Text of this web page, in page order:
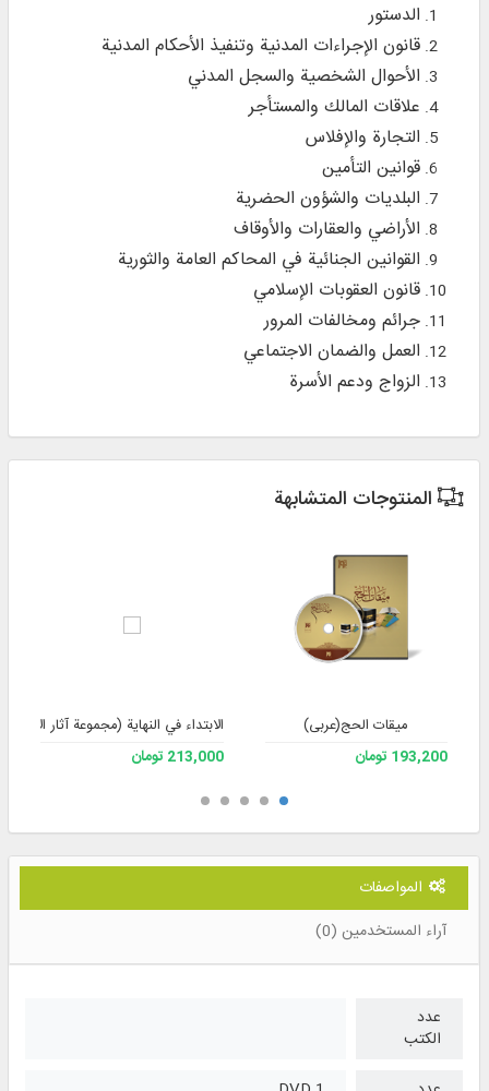
الدستور
قانون الإجراءات المدنية وتنفيذ الأحكام المدنية
الأحوال الشخصية والسجل المدني
علاقات المالك والمستأجر
التجارة والإفلاس
قوانين التأمين
البلديات والشؤون الحضرية
الأراضي والعقارات والأوقاف
القوانين الجنائية في المحاكم العامة والثورية
قانون العقوبات الإسلامي
جرائم ومخالفات المرور
العمل والضمان الاجتماعي
الزواج ودعم الأسرة
المنتوجات المتشابهة
میقات الحج(عربی)
193,200 تومان
الابتداء في النهاية (مجموعة آثار
213,000 تومان
المواصفات
آراء المستخدمين (0)
عدد
الكتب